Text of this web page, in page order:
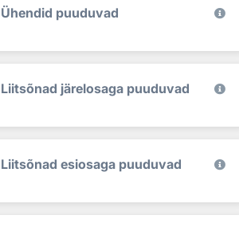
Ühendid puuduvad
Liitsõnad järelosaga puuduvad
Liitsõnad esiosaga puuduvad